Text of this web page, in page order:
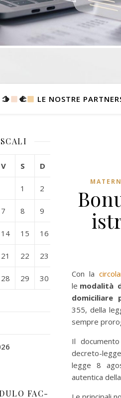
🫱 ‍🫲 LE NOSTRE
V S D
1 2
7 8 9
14 15 16
21 22 23
28 29 30
FAC-
Con la
le modalità
domiciliare
355, della
sempre
Il
decreto-
legge 8
autentica